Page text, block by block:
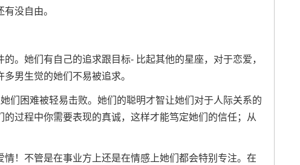
没自由。
。她们有自己的追求跟目标- 比起其他的星座，对于恋爱，
男生觉的她们不易被追求。
们困难被轻易击败。她们的聪明才智让她们对于人际关系的
过程中你需要表现的真诚，这样才能笃定她们的信任；从
！不管是在事业方上还是在情感上她们都会特别专注。在